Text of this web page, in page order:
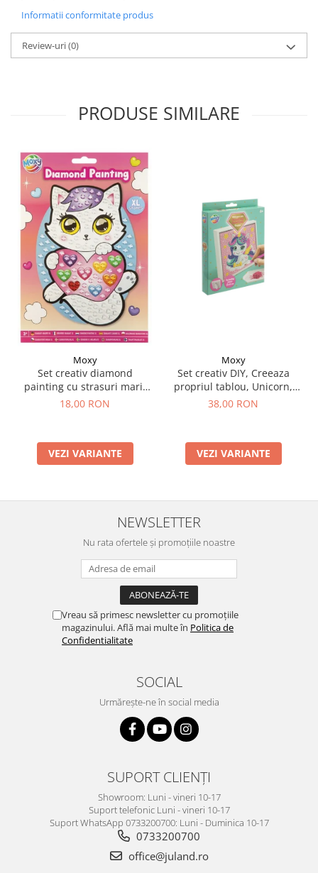
Informatii conformitate produs
Review-uri(0)
PRODUSE SIMILARE
Moxy
Set creativ diamond
painting cu strasuri mari,
A5
18,00 RON
VEZI VARIANTE
Moxy
Set creativ DIY, Creeaza
propriul tablou, Unicorn,
Moxy
38,00 RON
VEZI VARIANTE
NEWSLETTER
Nu rata ofertele și promoțiile noastre
Vreau să primesc newsletter cu promoțiile
magazinului. Află mai multe în Politica de
Confidentialitate
SOCIAL
Urmărește-ne în social media
SUPORT CLIENȚI
Showroom: Luni - vineri 10-17
Suport telefonic Luni - vineri 10-17
Suport WhatsApp 0733200700: Luni - Duminica 10-17
0733200700
office@juland.ro